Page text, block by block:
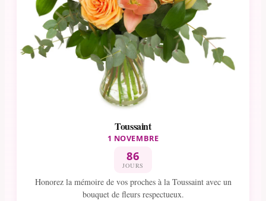
Toussaint
1 NOVEMBRE
86
JOURS
Honorez la mémoire de vos proches à la Toussaint avec un
bouquet de fleurs respectueux.